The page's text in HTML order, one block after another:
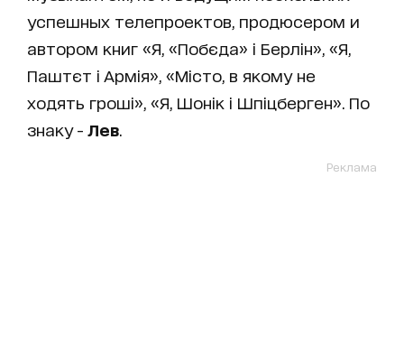
успешных телепроектов, продюсером и
автором книг «Я, «Побєда» і Берлін», «Я,
Паштєт і Армія», «Місто, в якому не
ходять гроші», «Я, Шонік і Шпіцберген». По
знаку - Лев
Реклама